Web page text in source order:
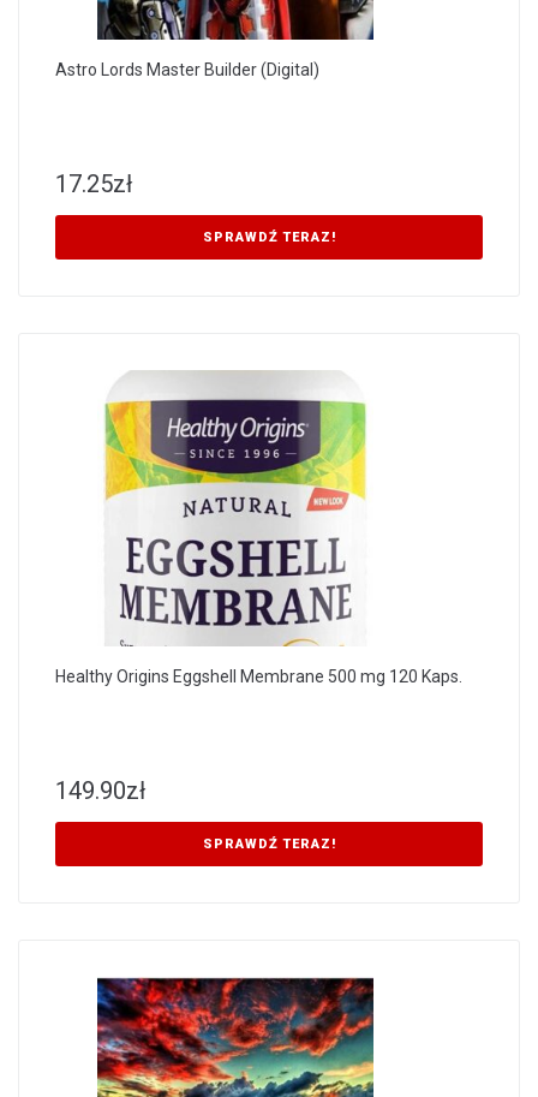
Astro Lords Master Builder (Digital)
17.25zł
SPRAWDŹ TERAZ!
Healthy Origins Eggshell Membrane 500 mg 120 Kaps.
149.90zł
SPRAWDŹ TERAZ!